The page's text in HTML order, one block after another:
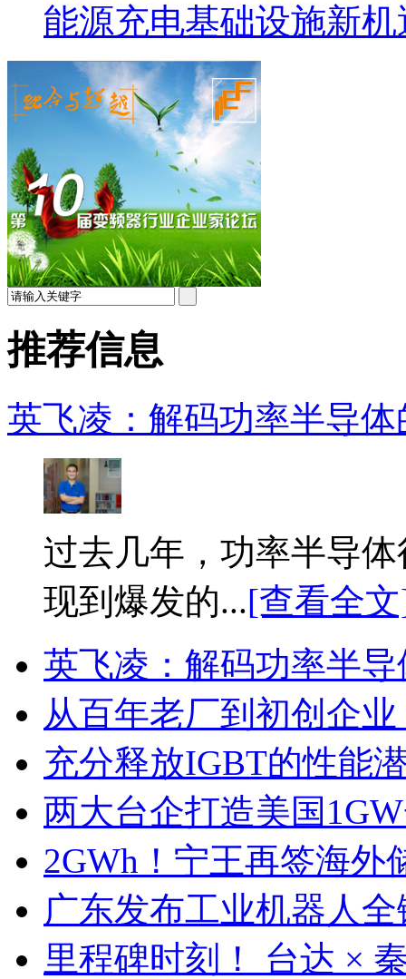
能源充电基础设施新机
推荐信息
英飞凌：解码功率半导体
过去几年，功率半导
现到爆发的...[查看全
英飞凌：解码功率半
从百年老厂到初创企
充分释放IGBT的性能
两大台企打造美国
2GWh！宁王再签海外
广东发布工业机器人
里程碑时刻！ 台达 ×